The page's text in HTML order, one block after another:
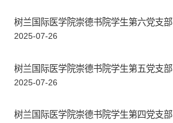
树兰国际医学院崇德书院学生第六党支部
2025-07-26
树兰国际医学院崇德书院学生第五党支部
2025-07-26
树兰国际医学院崇德书院学生第四党支部